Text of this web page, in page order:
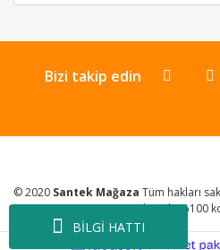
BİLGİ HATTI
Bizi takip edin
© 2020 Santek Mağaza Tüm hakları
SSL Sertifikası ile %100